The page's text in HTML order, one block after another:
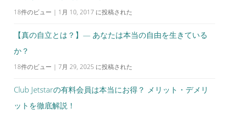
18件のビュー | 1月 10, 2017 に投稿された
【真の自立とは？】— あなたは本当の自由を生きている
か？
18件のビュー | 7月 29, 2025 に投稿された
Club Jetstarの有料会員は本当にお得？ メリット・デメリ
ットを徹底解説！